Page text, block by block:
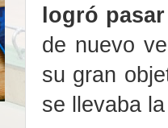
logró
de nuevo
su gran
se llevaba